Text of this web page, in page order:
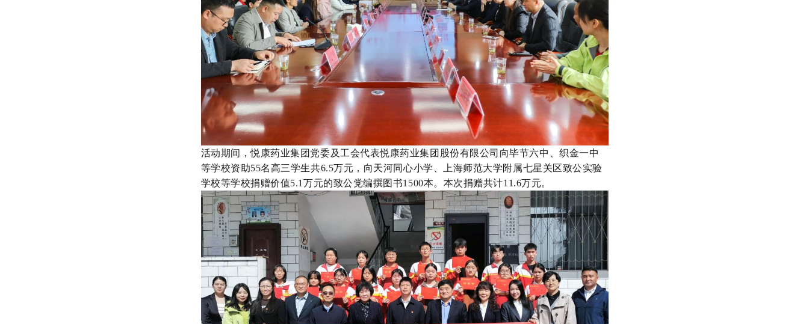
活动期间，悦康药业集团党委及工会代表悦康药业集团股份有限公司向毕节六中、织金一中
等学校资助55名高三学生共6.5万元，向天河同心小学、上海师范大学附属七星关区致公实验
学校等学校捐赠价值5.1万元的致公党编撰图书1500本。本次捐赠共计11.6万元。